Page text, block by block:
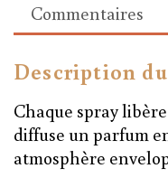
Commentaires
Description
Chaque spray
diffuse un parfum
atmosphère